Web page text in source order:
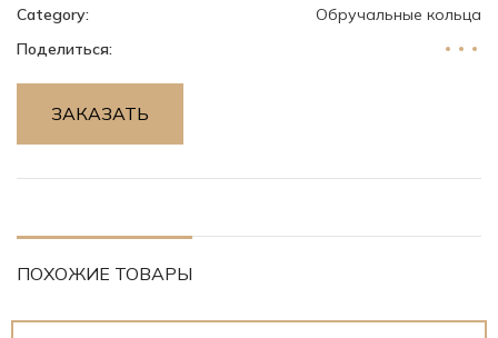
Category:
Обручальные кольца
Поделиться:
ЗАКАЗАТЬ
ПОХОЖИЕ ТОВАРЫ